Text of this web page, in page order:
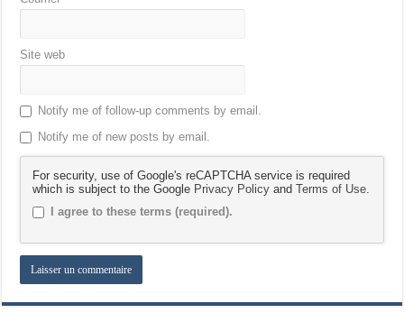
Site web
Notify me of follow-up comments by email.
Notify me of new posts by email.
For security, use of Google's reCAPTCHA service is required
which is subject to the Google Privacy Policy andTerms of Use
I agree to these terms (required).